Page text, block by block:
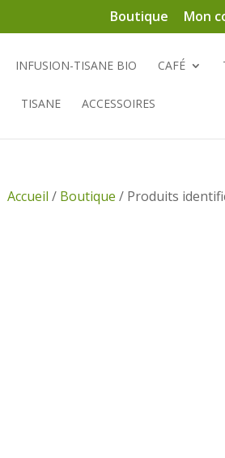
Boutique Mon
INFUSION-TISANE BIO CAFÉ
TISANE ACCESSOIRES
Accueil / Boutique / Produits